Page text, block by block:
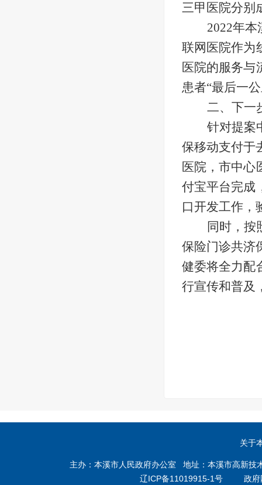
三甲医院分别
2022年
联网医院作为
医院的服务与
患者“最后一
二、下一
针对提案
保移动支付于
医院，市中心
付宝平台完成
口开发工作，
同时，按
保险门诊共济
健委将全力配
行宣传和普及
关于
主办：本溪市人民政府办公室 地址：本溪市高新
辽ICP备11019915-1号 政府